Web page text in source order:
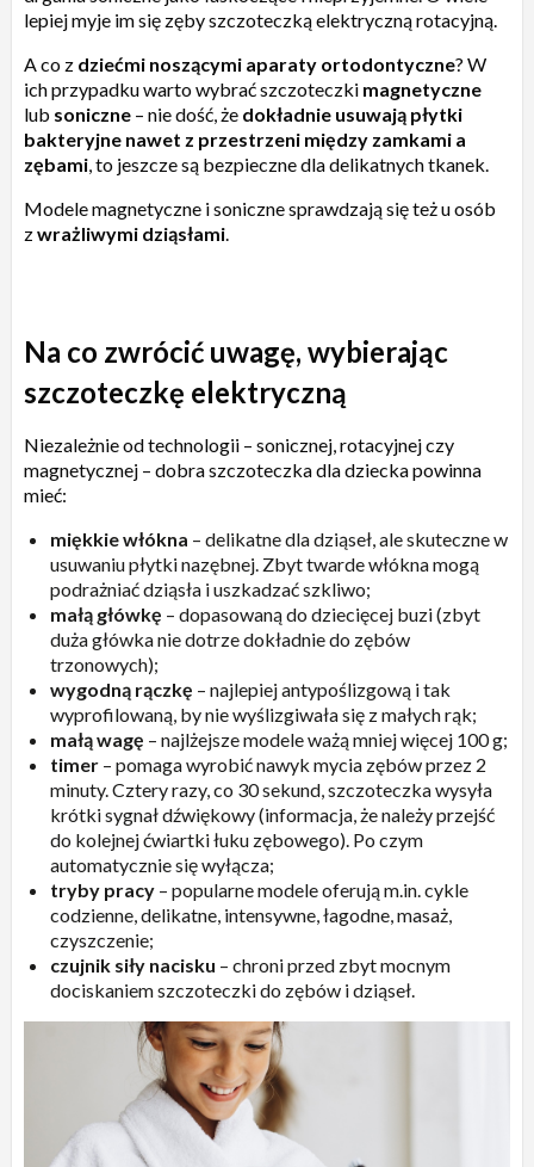
lepiej myje im się zęby szczoteczką elektryczną rotacyjną.
A co z dziećmi noszącymi aparaty ortodontyczne? W
ich przypadku warto wybrać szczoteczki magnetyczne
lub soniczne – nie dość, że dokładnie usuwają płytki
bakteryjne nawet z przestrzeni między zamkami a
zębami, to jeszcze są bezpieczne dla delikatnych tkanek.
Modele magnetyczne i soniczne sprawdzają się też u osób
zwrażliwymi dziąsłami.
Na co zwrócić uwagę, wybierając
szczoteczkę elektryczną
Niezależnie od technologii – sonicznej, rotacyjnej czy
magnetycznej – dobra szczoteczka dla dziecka powinna
mieć:
miękkie włókna – delikatne dla dziąseł, ale skuteczne w
usuwaniu płytki nazębnej. Zbyt twarde włókna mogą
podrażniać dziąsła i uszkadzać szkliwo;
małą główkę – dopasowaną do dziecięcej buzi (zbyt
duża główka nie dotrze dokładnie do zębów
trzonowych);
wygodną rączkę – najlepiej antypoślizgową i tak
wyprofilowaną, by nie wyślizgiwała się z małych rąk;
małą wagę – najlżejsze modele ważą mniej więcej 100 g;
timer – pomaga wyrobić nawyk mycia zębów przez 2
minuty. Cztery razy, co 30 sekund, szczoteczka wysyła
krótki sygnał dźwiękowy (informacja, że należy przejść
do kolejnej ćwiartki łuku zębowego). Po czym
automatycznie się wyłącza;
tryby pracy – popularne modele oferują m.in. cykle
codzienne, delikatne, intensywne, łagodne, masaż,
czyszczenie;
czujnik siły nacisku – chroni przed zbyt mocnym
dociskaniem szczoteczki do zębów i dziąseł.